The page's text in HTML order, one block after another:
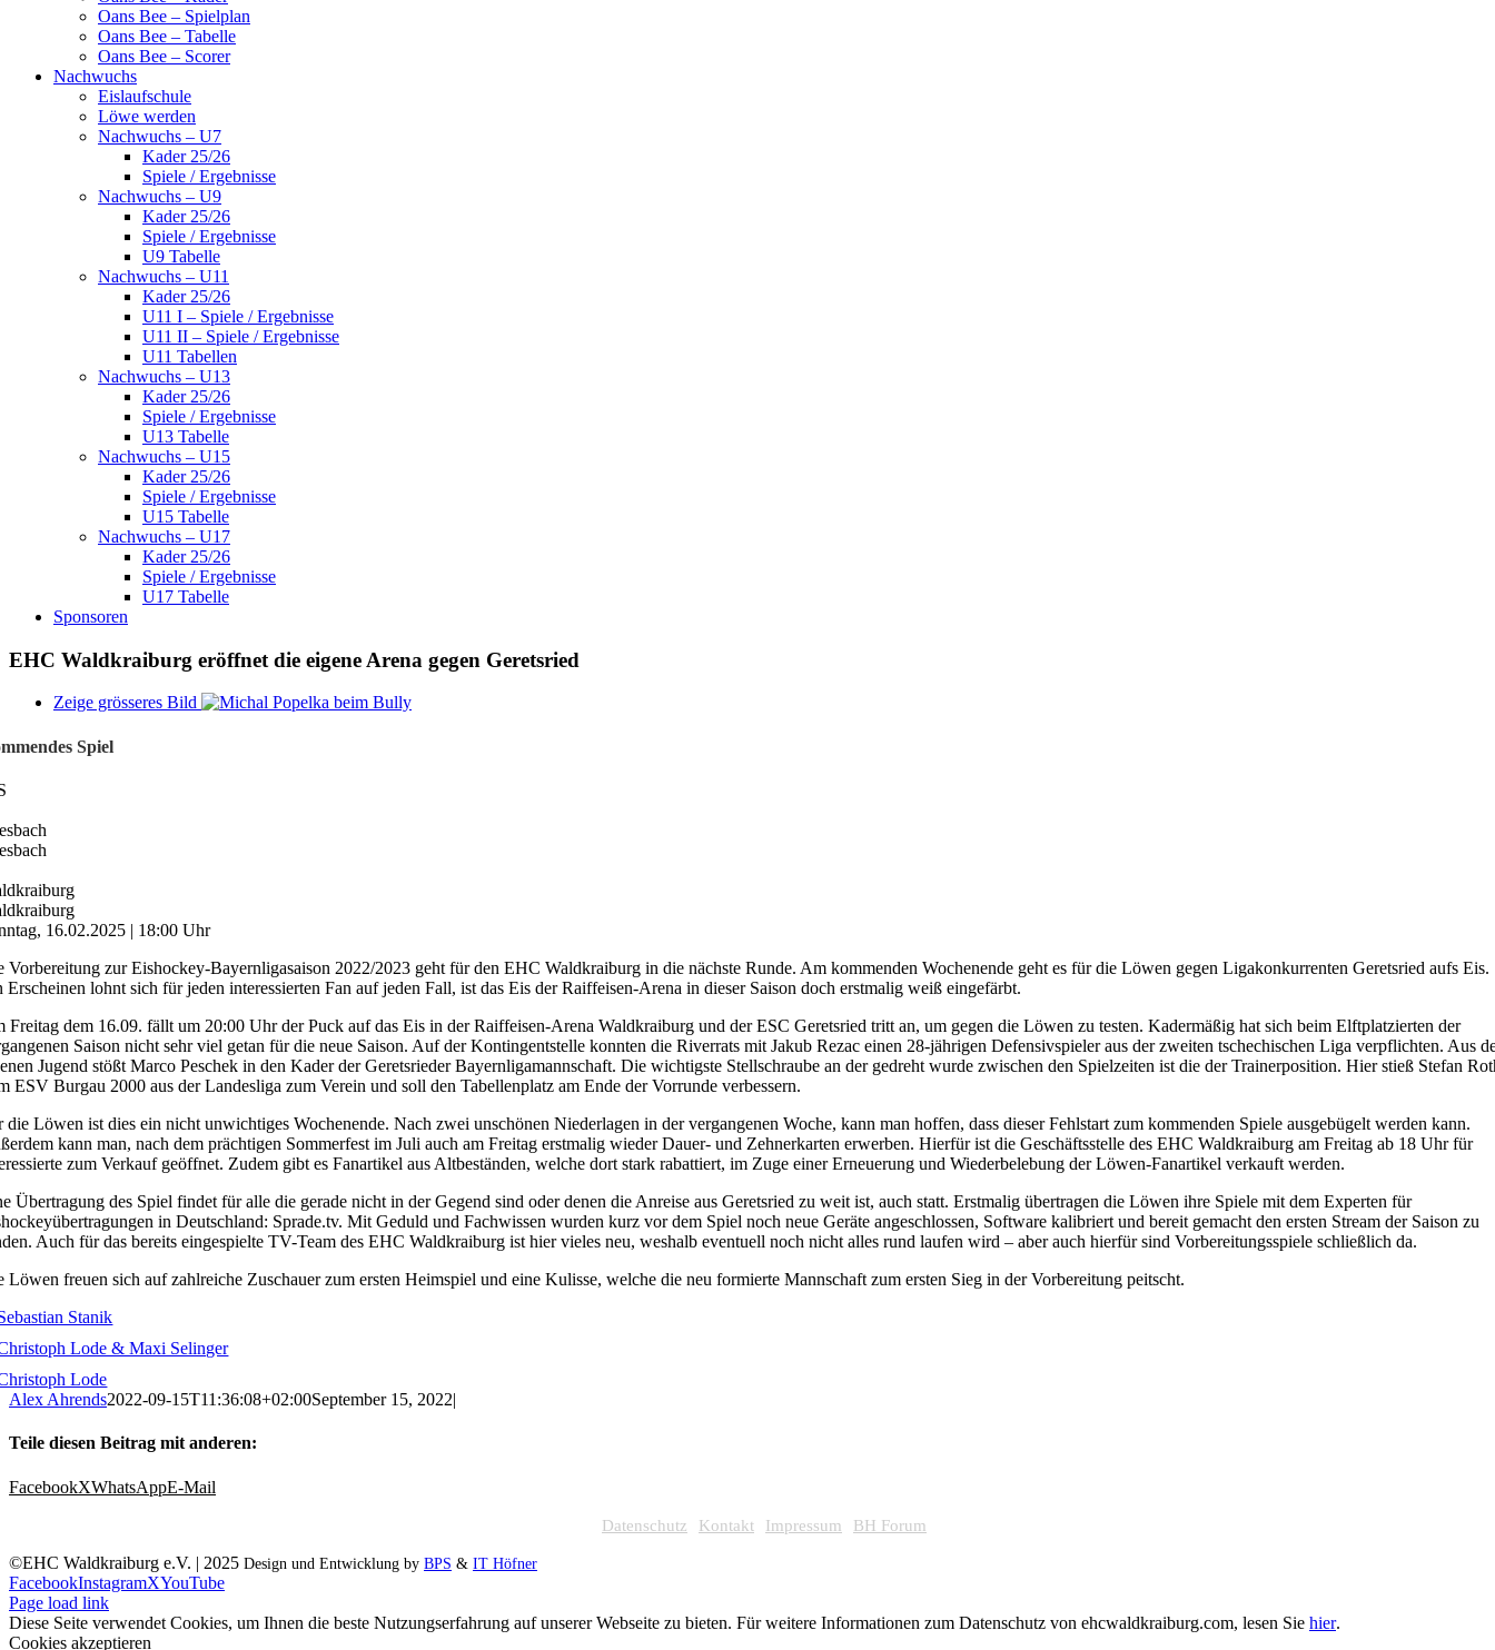
Oans Bee – Spielplan
Oans Bee – Tabelle
Oans Bee – Scorer
Nachwuchs
Eislaufschule
Löwe werden
Nachwuchs – U7
Kader 25/26
Spiele / Ergebnisse
Nachwuchs – U9
Kader 25/26
Spiele / Ergebnisse
U9 Tabelle
Nachwuchs – U11
Kader 25/26
U11 I – Spiele / Ergebnisse
U11 II – Spiele / Ergebnisse
U11 Tabellen
Nachwuchs – U13
Kader 25/26
Spiele / Ergebnisse
U13 Tabelle
Nachwuchs – U15
Kader 25/26
Spiele / Ergebnisse
U15 Tabelle
Nachwuchs – U17
Kader 25/26
Spiele / Ergebnisse
U17 Tabelle
Sponsoren
EHC Waldkraiburg eröffnet die eigene Arena gegen Geretsried
Zeige grösseres Bild
Spiel
16.02.2025 | 18:00 Uhr
Vorbereitung zur Eishockey-Bayernligasaison 2022/2023 geht für den EHC Waldkraiburg in die nächste Runde. Am kommenden Wochenende geht es für die Löwen gegen Ligakonkurrenten Geretsried aufs Eis.
Erscheinen lohnt sich für jeden interessierten Fan auf jeden Fall, ist das Eis der Raiffeisen-Arena in dieser Saison doch erstmalig weiß eingefärbt.
Freitag dem 16.09. fällt um 20:00 Uhr der Puck auf das Eis in der Raiffeisen-Arena Waldkraiburg und der ESC Geretsried tritt an, um gegen die Löwen zu testen. Kadermäßig hat sich beim Elftplatzierten der
Saison nicht sehr viel getan für die neue Saison. Auf der Kontingentstelle konnten die Riverrats mit Jakub Rezac einen 28-jährigen Defensivspieler aus der zweiten tschechischen Liga verpflichten. Aus
Jugend stößt Marco Peschek in den Kader der Geretsrieder Bayernligamannschaft. Die wichtigste Stellschraube an der gedreht wurde zwischen den Spielzeiten ist die der Trainerposition. Hier stieß Stefan
ESV Burgau 2000 aus der Landesliga zum Verein und soll den Tabellenplatz am Ende der Vorrunde verbessern.
die Löwen ist dies ein nicht unwichtiges Wochenende. Nach zwei unschönen Niederlagen in der vergangenen Woche, kann man hoffen, dass dieser Fehlstart zum kommenden Spiele ausgebügelt werden kann.
kann man, nach dem prächtigen Sommerfest im Juli auch am Freitag erstmalig wieder Dauer- und Zehnerkarten erwerben. Hierfür ist die Geschäftsstelle des EHC Waldkraiburg am Freitag ab 18 Uhr für
zum Verkauf geöffnet. Zudem gibt es Fanartikel aus Altbeständen, welche dort stark rabattiert, im Zuge einer Erneuerung und Wiederbelebung der Löwen-Fanartikel verkauft werden.
Übertragung des Spiel findet für alle die gerade nicht in der Gegend sind oder denen die Anreise aus Geretsried zu weit ist, auch statt. Erstmalig übertragen die Löwen ihre Spiele mit dem Experten für
in Deutschland: Sprade.tv. Mit Geduld und Fachwissen wurden kurz vor dem Spiel noch neue Geräte angeschlossen, Software kalibriert und bereit gemacht den ersten Stream der Saison zu
Auch für das bereits eingespielte TV-Team des EHC Waldkraiburg ist hier vieles neu, weshalb eventuell noch nicht alles rund laufen wird – aber auch hierfür sind Vorbereitungsspiele schließlich da.
Löwen freuen sich auf zahlreiche Zuschauer zum ersten Heimspiel und eine Kulisse, welche die neu formierte Mannschaft zum ersten Sieg in der Vorbereitung peitscht.
Alex Ahrends2022-09-15T11:36:08+02:00September 15, 2022|
Teile diesen Beitrag mit anderen:
FacebookXWhatsAppE-Mail
Datenschutz Kontakt Impressum BH Forum
©EHC Waldkraiburg e.V. | 2025 Design und Entwicklung by BPS & IT Höfner
FacebookInstagramXYouTube
Page load link
Diese Seite verwendet Cookies, um Ihnen die beste Nutzungserfahrung auf unserer Webseite zu bieten. Für weitere Informationen zum Datenschutz von ehcwaldkraiburg.com, lesen Sie hier.
Cookies akzeptieren